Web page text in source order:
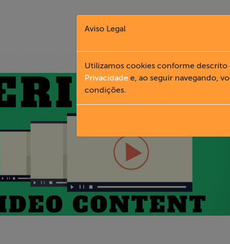
Aviso Legal
Utilizamos cookies conforme descrito
Privacidade e, ao seguir navegando,
condições.